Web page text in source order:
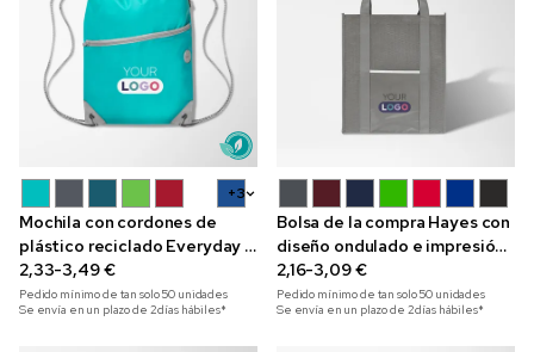
+3
Mochila con cordones de
plástico reciclado Everyday a
todo color
2,33-3,49 €
Pedido mínimo de tan solo50 unidades
Se envía en un plazo de 2 días hábiles*
Bolsa de la compra Hayes con
diseño ondulado e impresión
a todo color
2,16-3,09 €
Pedido mínimo de tan solo50 unidades
Se envía en un plazo de 2 días hábiles*